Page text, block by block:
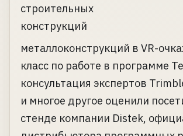
металлоконструкций в VR-
класс по работе в программе
консультация экспертов
и многое другое оценили
стенде компании Distek,